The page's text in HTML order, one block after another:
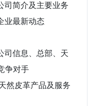
司简介及主要业务
业最新动态
司信息、总部、天
争对手
然皮革产品及服务